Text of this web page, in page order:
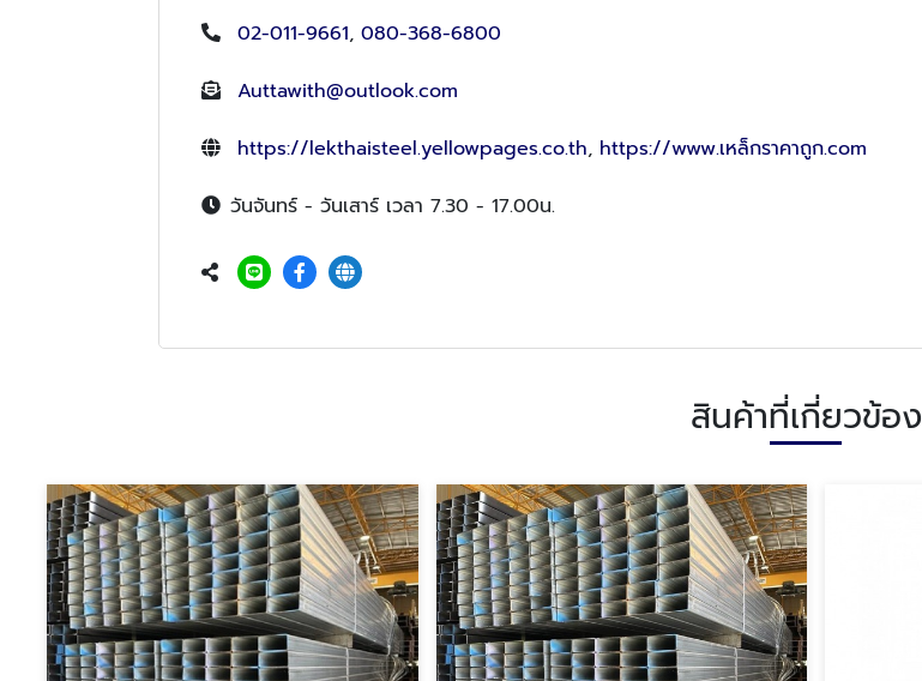
02-011-9661, 080-368-6800
Auttawith@outlook.com
https://lekthaisteel.yellowpages.co.th, https://www.เหล็กราคาถูก.com
วันจันทร์ - วันเสาร์ เวลา 7.30 - 17.00น.
สินค้าที่เกี่ยวข้อง